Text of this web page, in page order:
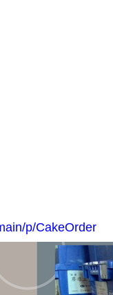
p/CakeOrder